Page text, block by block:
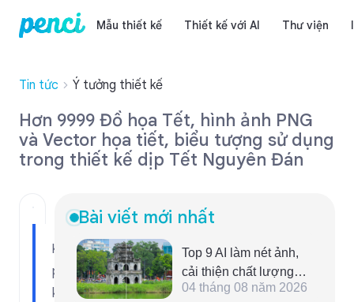
Mẫu thiết kế Thiết kế với AI Thư viện
Tin tức Ý tưởng thiết kế
Hơn 9999 Đồ họa Tết, hình ảnh PNG
và Vector họa tiết, biểu tượng sử dụng
trong thiết kế dịp Tết Nguyên Đán
Khám
phá
kho
Bài viết mới nhất
Top 9 AI làm nét ảnh,
cải thiện chất lượng
hình ảnh online đáng
04 tháng 08 năm 2026